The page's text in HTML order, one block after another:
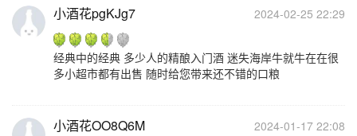
小酒花pgKJg7 2024-02-25 22:29
经典中的经典 多少人的精酿入门酒 迷失海岸牛就牛在在很
多小超市都有出售 随时给您带来还不错的口粮
小酒花OO8Q6M 2024-01-17 22:08